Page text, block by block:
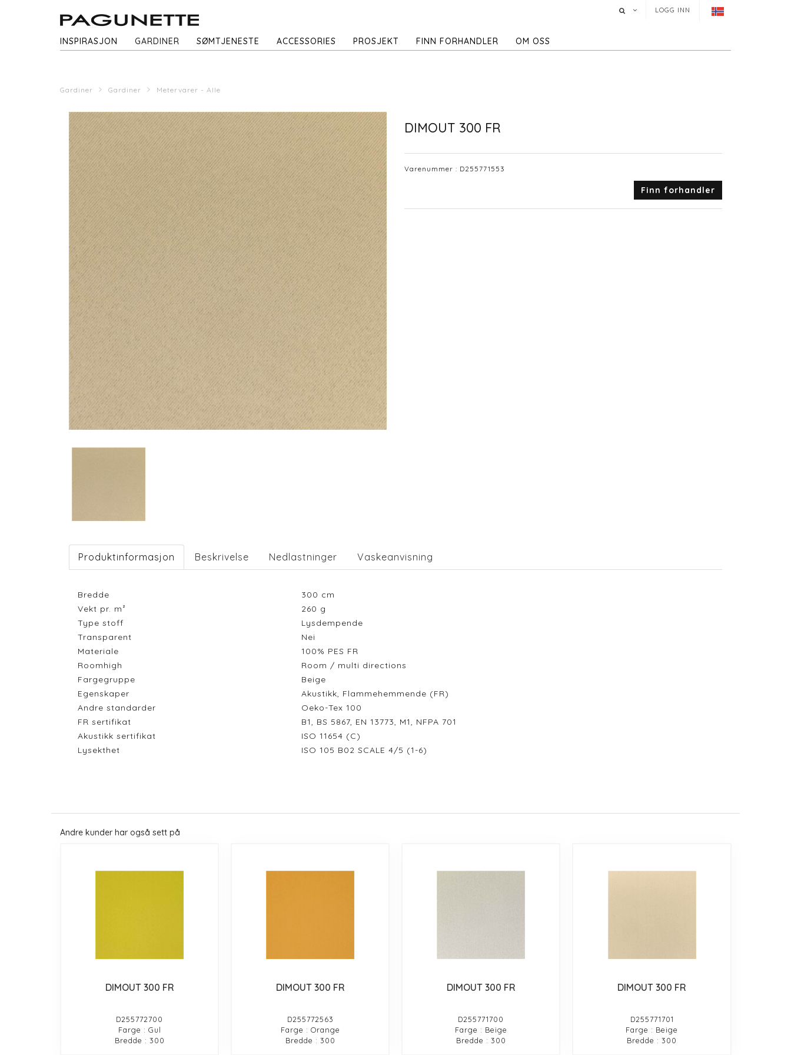
LOGG INN
INSPIRASJON GARDINER SØMTJENESTE ACCESSORIES PROSJEKT FINN FORHANDLER OM OSS
Gardiner Gardiner Metervarer - Alle
DIMOUT 300 FR
Varenummer : D255771553
Finn forhandler
Produktinformasjon Beskrivelse Nedlastninger Vaskeanvisning
Bredde 300 cm
Vekt pr. m²
260 g
Type stoff
Lysdempende
Transparent
Nei
Materiale
100% PES FR
Roomhigh
Room / multi directions
Fargegruppe
Beige
Egenskaper
Akustikk, Flammehemmende (FR)
Andre standarder
Oeko-Tex 100
FR sertifikat
B1, BS 5867, EN 13773, M1, NFPA 701
Akustikk sertifikat
ISO 11654 (C)
Lysekthet
ISO 105 B02 SCALE 4/5 (1-6)
Andre kunder har også sett på
DIMOUT 300 FR
D255772700
Farge : Gul
Bredde : 300
DIMOUT 300 FR
D255772563
Farge : Orange
Bredde : 300
DIMOUT 300 FR
D255771700
Farge : Beige
Bredde : 300
DIMOUT 300 FR
D255771701
Farge : Beige
Bredde : 300